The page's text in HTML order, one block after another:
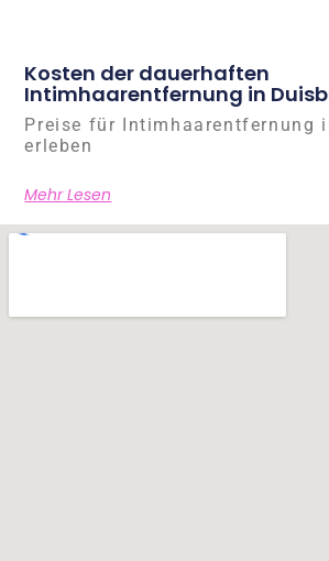
Kosten der dauerhaften
Intimhaarentfernung in
Preise für Intimhaarentfernung
erleben
Mehr Lesen